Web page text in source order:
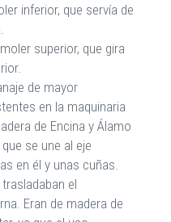
inferior, que servía de
superior, que gira
de mayor
en la maquinaria
de Encina y Álamo
se une al eje
en él y unas cuñas.
el
Eran de madera de